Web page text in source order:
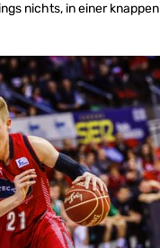
nichts, in einer knappen